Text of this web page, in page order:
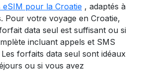
pour la Croatie , adaptés à
Pour votre voyage en Croatie,
data seul est suffisant ou si
incluant appels et SMS
forfaits data seul sont idéaux
ou si vous avez